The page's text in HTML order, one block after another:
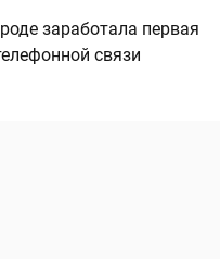
заработала первая
связи